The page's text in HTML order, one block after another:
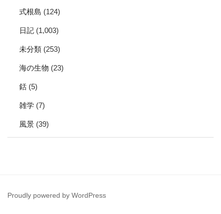
式根島 (124)
日記 (1,003)
未分類 (253)
海の生物 (23)
銛 (5)
雑学 (7)
風景 (39)
Proudly powered by WordPress